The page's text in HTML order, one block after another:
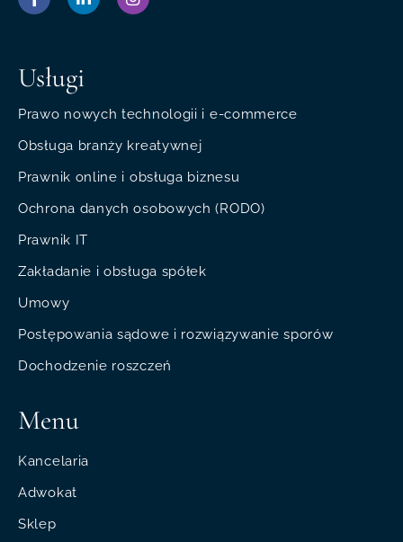
Usługi
Prawo nowych technologii i e-commerce
Obsługa branży kreatywnej
Prawnik online i obsługa biznesu
Ochrona danych osobowych (RODO)
Prawnik IT
Zakładanie i obsługa spółek
Umowy
Postępowania sądowe i rozwiązywanie sporów
Dochodzenie roszczeń
Menu
Kancelaria
Adwokat
Sklep